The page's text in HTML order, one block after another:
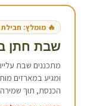
🔥 מומלץ: חבילת 3 סעודות ב-₪149 לסועד
שבת חתן
מתכננים שבת
ומגיע במארזים
הכנסת, תוך